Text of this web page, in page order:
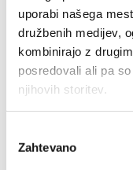
uporabi našega
družbenih medijev,
kombinirajo z
posredovali ali pa
njihovih storitev.
soglasja
Zahtevano
Osebno svetovanje;
Podjetniški coaching,
120 €/uro
Izobraževanja, delavnice
objavljeno tudi